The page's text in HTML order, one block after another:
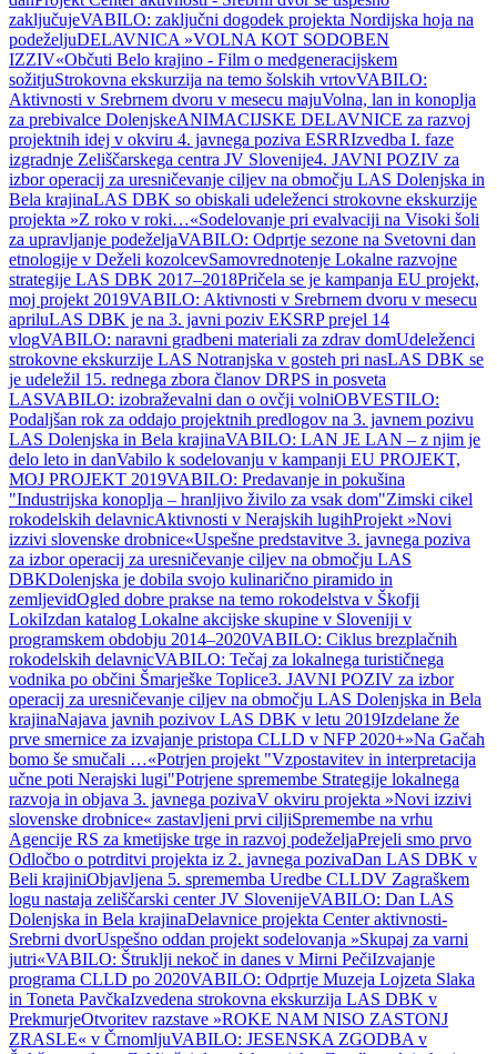
zaključujeVABILO: zaključni dogodek projekta Nordijska hoja na
podeželjuDELAVNICA »VOLNA KOT SODOBEN
IZZIV«Občuti Belo krajino - Film o medgeneracijskem
sožitjuStrokovna ekskurzija na temo šolskih vrtovVABILO:
Aktivnosti v Srebrnem dvoru v mesecu majuVolna, lan in konoplja
za prebivalce DolenjskeANIMACIJSKE DELAVNICE za razvoj
projektnih idej v okviru 4. javnega poziva ESRRIzvedba I. faze
izgradnje Zeliščarskega centra JV Slovenije4. JAVNI POZIV za
izbor operacij za uresničevanje ciljev na območju LAS Dolenjska in
Bela krajinaLAS DBK so obiskali udeleženci strokovne ekskurzije
projekta »Z roko v roki…«Sodelovanje pri evalvaciji na Visoki šoli
za upravljanje podeželjaVABILO: Odprtje sezone na Svetovni dan
etnologije v Deželi kozolcevSamovrednotenje Lokalne razvojne
strategije LAS DBK 2017–2018Pričela se je kampanja EU projekt,
moj projekt 2019VABILO: Aktivnosti v Srebrnem dvoru v mesecu
apriluLAS DBK je na 3. javni poziv EKSRP prejel 14
vlogVABILO: naravni gradbeni materiali za zdrav domUdeleženci
strokovne ekskurzije LAS Notranjska v gosteh pri nasLAS DBK se
je udeležil 15. rednega zbora članov DRPS in posveta
LASVABILO: izobraževalni dan o ovčji volniOBVESTILO:
Podaljšan rok za oddajo projektnih predlogov na 3. javnem pozivu
LAS Dolenjska in Bela krajinaVABILO: LAN JE LAN – z njim je
delo leto in danVabilo k sodelovanju v kampanji EU PROJEKT,
MOJ PROJEKT 2019VABILO: Predavanje in pokušina
"Industrijska konoplja – hranljivo živilo za vsak dom"Zimski cikel
rokodelskih delavnicAktivnosti v Nerajskih lugihProjekt »Novi
izzivi slovenske drobnice«Uspešne predstavitve 3. javnega poziva
za izbor operacij za uresničevanje ciljev na območju LAS
DBKDolenjska je dobila svojo kulinarično piramido in
zemljevidOgled dobre prakse na temo rokodelstva v Škofji
LokiIzdan katalog Lokalne akcijske skupine v Sloveniji v
programskem obdobju 2014–2020VABILO: Ciklus brezplačnih
rokodelskih delavnicVABILO: Tečaj za lokalnega turističnega
vodnika po občini Šmarješke Toplice3. JAVNI POZIV za izbor
operacij za uresničevanje ciljev na območju LAS Dolenjska in Bela
krajinaNajava javnih pozivov LAS DBK v letu 2019Izdelane že
prve smernice za izvajanje pristopa CLLD v NFP 2020+»Na Gačah
bomo še smučali …«Potrjen projekt "Vzpostavitev in interpretacija
učne poti Nerajski lugi"Potrjene spremembe Strategije lokalnega
razvoja in objava 3. javnega pozivaV okviru projekta »Novi izzivi
slovenske drobnice« zastavljeni prvi ciljiSpremembe na vrhu
Agencije RS za kmetijske trge in razvoj podeželjaPrejeli smo prvo
Odločbo o potrditvi projekta iz 2. javnega pozivaDan LAS DBK v
Beli krajiniObjavljena 5. sprememba Uredbe CLLDV Zagraškem
logu nastaja zeliščarski center JV SlovenijeVABILO: Dan LAS
Dolenjska in Bela krajinaDelavnice projekta Center aktivnosti-
Srebrni dvorUspešno oddan projekt sodelovanja »Skupaj za varni
jutri«VABILO: Štruklji nekoč in danes v Mirni PečiIzvajanje
programa CLLD po 2020VABILO: Odprtje Muzeja Lojzeta Slaka
in Toneta PavčkaIzvedena strokovna ekskurzija LAS DBK v
PrekmurjeOtvoritev razstave »ROKE NAM NISO ZASTONJ
ZRASLE« v ČrnomljuVABILO: JESENSKA ZGODBA v